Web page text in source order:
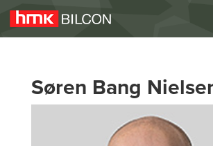
Søren Bang